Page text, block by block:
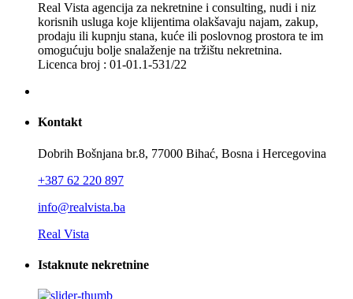
Real Vista agencija za nekretnine i consulting, nudi i niz
korisnih usluga koje klijentima olakšavaju najam, zakup,
prodaju ili kupnju stana, kuće ili poslovnog prostora te im
omogućuju bolje snalaženje na tržištu nekretnina.
Licenca broj : 01-01.1-531/22
Kontakt
Dobrih Bošnjana br.8, 77000 Bihać, Bosna i Hercegovina
+387 62 220 897
info@realvista.ba
Real Vista
Istaknute nekretnine